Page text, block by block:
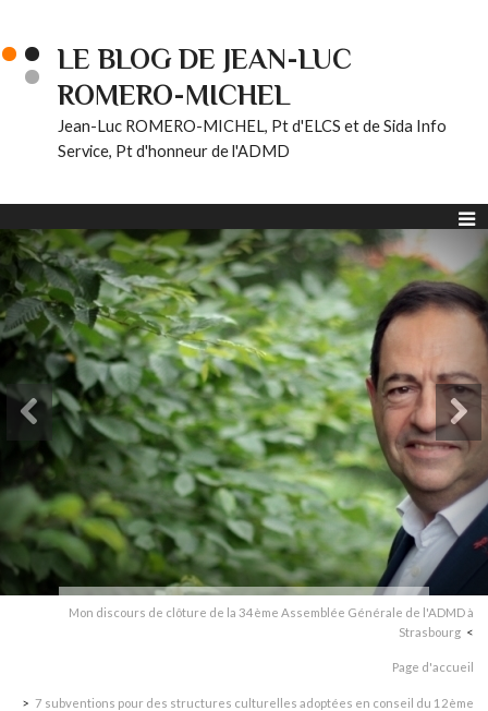
LE BLOG DE JEAN-LUC
ROMERO-MICHEL
Jean-Luc ROMERO-MICHEL, Pt d'ELCS et de Sida Info
Service, Pt d'honneur de l'ADMD
Mon discours de clôture de la 34ème Assemblée Générale de l'ADMD à
Strasbourg
Page d'accueil
7 subventions pour des structures culturelles adoptées en conseil du 12ème